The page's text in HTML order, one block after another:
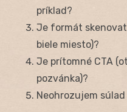
príklad?
Je formát
biele miesto)?
Je prítomné CTA
pozvánka)?
Neohrozujem súlad